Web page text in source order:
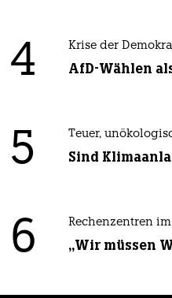
4 Krise der
AfD-Wählen
5 Teuer,
Sind
6 Rechenzentren
„Wir müssen